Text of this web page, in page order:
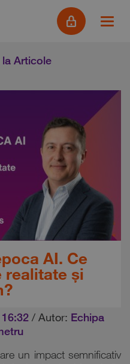
Articole
AI. Ce
realitate și
/ Autor: Echipa
are un impact semnificativ